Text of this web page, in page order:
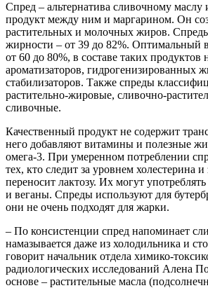
Спред – альтернатива сливочному
продукт между ним и маргарином. Он
растительных и молочных жиров.
жирности – от 39 до 82%. Оптимальный
от 60 до 80%, в составе таких продуктов
ароматизаторов, гидрогенизированных
стабилизаторов. Также спреды
растительно-жировые, сливочно-
сливочные.
Качественный продукт не содержит
него добавляют витамины и полезные
омега-3. При умеренном потреблении
тех, кто следит за уровнем холестерина
переносит лактозу. Их могут
и веганы. Спреды используют для
они не очень подходят для жарки.
– По консистенции спред напоминает
намазывается даже из холодильника и
говорит начальник отдела химико-
радиологических исследований Алена
основе – растительные масла